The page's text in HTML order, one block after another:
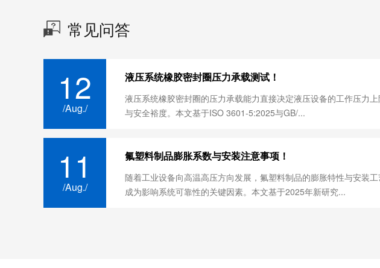
常见问答
12
/Aug./
液压系统橡胶密封圈压力承载测试！
液压系统橡胶密封圈的压力承载能力直接决定液压设备的工作压力上
与安全裕度。本文基于ISO 3601-5:2025与GB/...
11
/Aug./
氟塑料制品膨胀系数与安装注意事项！
随着工业设备向高温高压方向发展，‌氟塑料制品‌的膨胀特性与安装
成为影响系统可靠性的关键因素。本文基于2025年新研究...